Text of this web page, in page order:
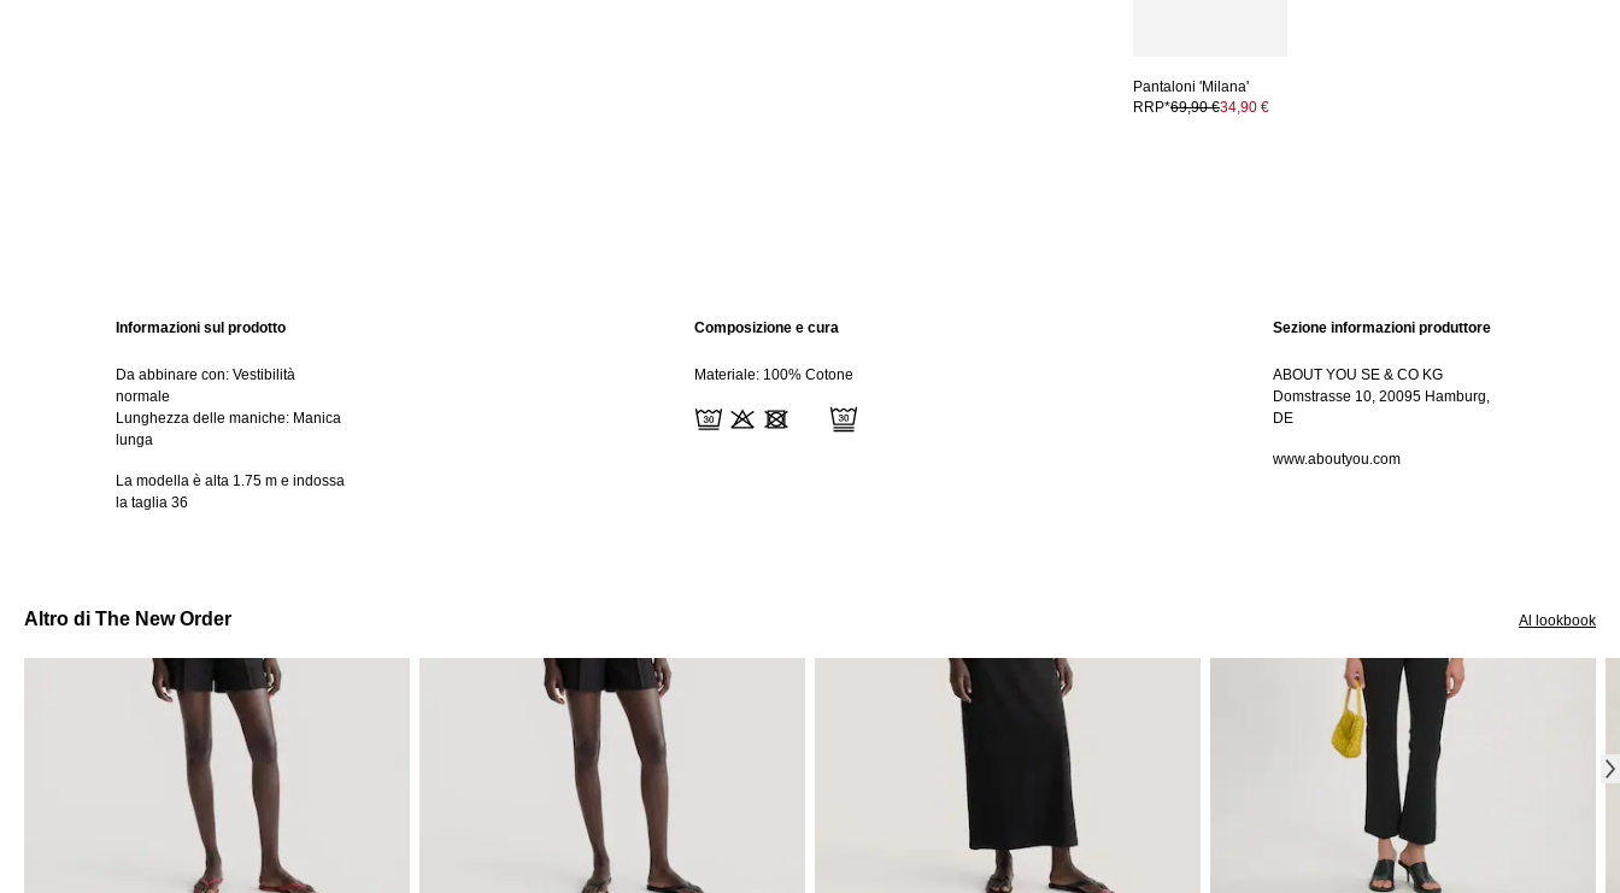
Pantaloni 'Milana'
RRP*69,90 €34,90 €
Informazioni sul prodotto
Da abbinare con: Vestibilità
normale
Lunghezza delle maniche: Manica
lunga
La modella è alta 1.75 m e indossa
la taglia 36
Composizione e cura
Materiale: 100% Cotone
Sezione informazioni produttore
ABOUT YOU SE & CO KG
Domstrasse 10, 20095 Hamburg,
DE
www.aboutyou.com
Altro di The New Order Al lookbook